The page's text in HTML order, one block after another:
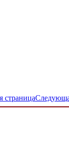
страница